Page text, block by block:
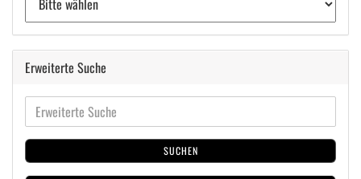
Erweiterte Suche
SUCHEN